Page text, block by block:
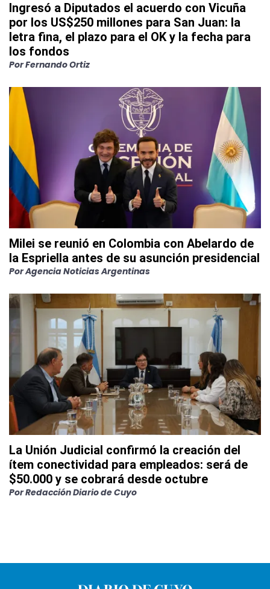
Ingresó a Diputados el acuerdo con Vicuña
por los US$250 millones para San Juan: la
letra fina, el plazo para el OK y la fecha para
los fondos
PorFernando Ortiz
Milei se reunió en Colombia con Abelardo de
la Espriella antes de su asunción presidencial
PorAgencia Noticias Argentinas
La Unión Judicial confirmó la creación del
ítem conectividad para empleados: será de
$50.000 y se cobrará desde octubre
PorRedacción Diario de Cuyo